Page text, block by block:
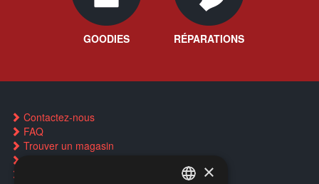
GOODIES RÉPARATIONS
Contactez-nous
FAQ
Trouver un magasin
×